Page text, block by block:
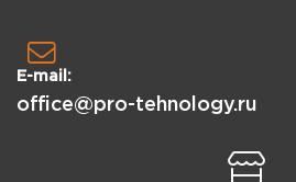
E-mail:
office@pro-tehnology.ru